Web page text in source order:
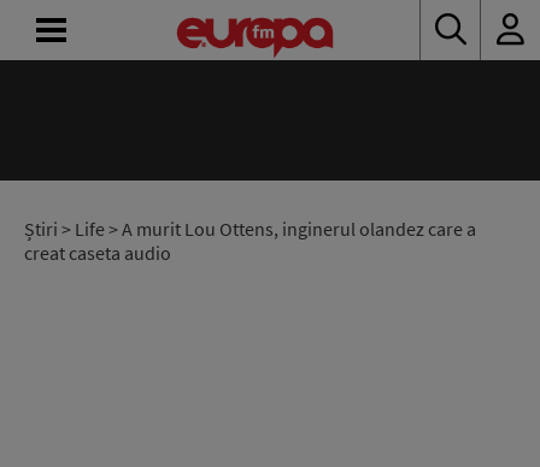
Știri > Life> A murit Lou Ottens, inginerul olandez care a
creat caseta audio
RADIO